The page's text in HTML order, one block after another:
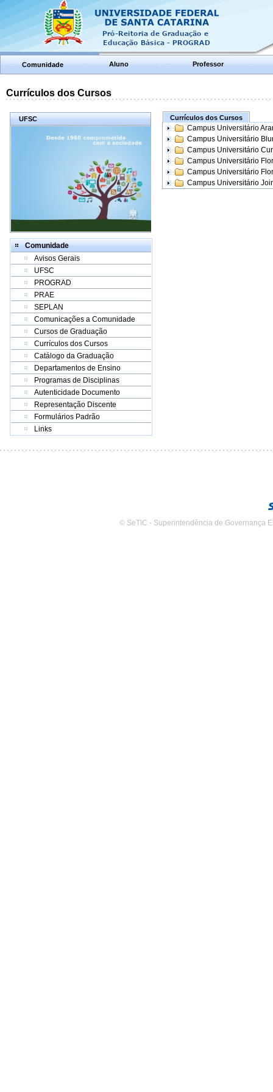
Comunidade Aluno Professor
Currículos dos Cursos
UFSC
Comunidade
Avisos Gerais
UFSC
PROGRAD
PRAE
SEPLAN
Comunicações a Comunidade
Cursos de Graduação
Currículos dos Cursos
Catálogo da Graduação
Departamentos de Ensino
Programas de Disciplinas
Autenticidade Documento
Representação Discente
Formulários Padrão
Links
Currículos dos Cursos
Campus Universitário
Campus Universitário
Campus Universitário
Campus Universitário
Campus Universitário
Campus Universitário
© SeTIC - Superintendência de Governança